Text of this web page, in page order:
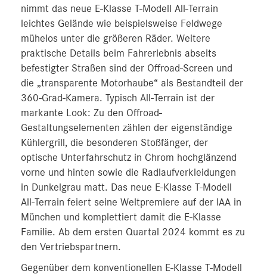
nimmt das neue E-Klasse T-Modell All-Terrain
leichtes Gelände wie beispielsweise Feldwege
mühelos unter die größeren Räder. Weitere
praktische Details beim Fahrerlebnis abseits
befestigter Straßen sind der Offroad-Screen und
die „transparente Motorhaube“ als Bestandteil der
360-Grad-Kamera. Typisch All-Terrain ist der
markante Look: Zu den Offroad-
Gestaltungselementen zählen der eigenständige
Kühlergrill, die besonderen Stoßfänger, der
optische Unterfahrschutz in Chrom hochglänzend
vorne und hinten sowie die Radlaufverkleidungen
in Dunkelgrau matt. Das neue E-Klasse T-Modell
All-Terrain feiert seine Weltpremiere auf der IAA in
München und komplettiert damit die E-Klasse
Familie. Ab dem ersten Quartal 2024 kommt es zu
den Vertriebspartnern.
Gegenüber dem konventionellen E-Klasse T-Modell